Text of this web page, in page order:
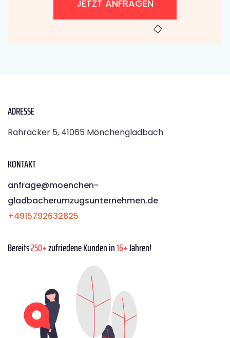
JETZT ANFRAGEN
ADRESSE
Rahracker 5, 41065 Mönchengladbach
KONTAKT
anfrage@moenchen­
gladbacherumzugsunternehmen.de
+4915792632825
Bereits250+zufriedene Kunden in16+Jahren!